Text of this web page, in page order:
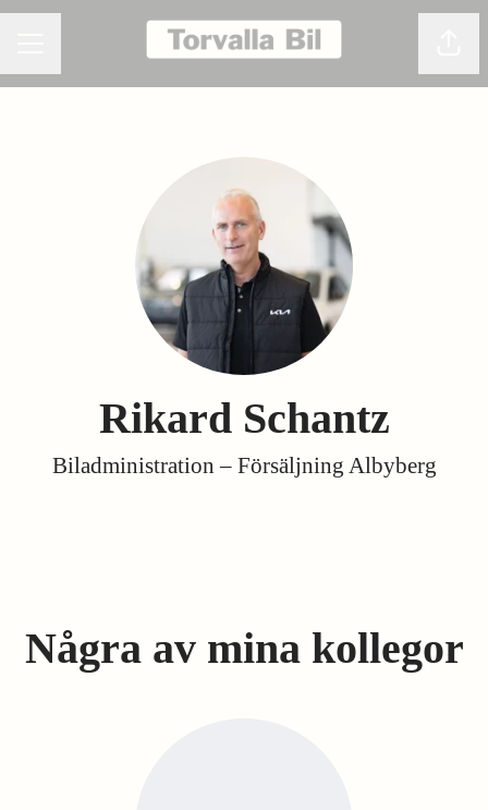
Rikard Schantz
Biladministration – Försäljning Albyberg
Några av mina kollegor